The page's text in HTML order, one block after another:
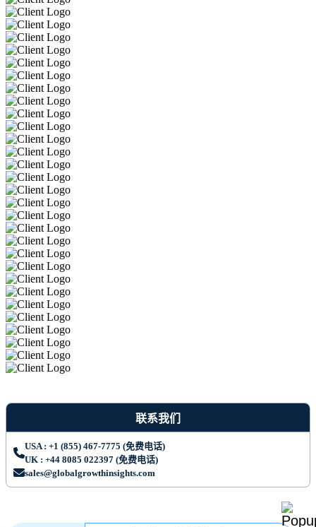
联系我们
USA : +1 (855) 467-7775 (免费电话)
UK : +44 8085 022397 (免费电话)
sales@globalgrowthinsights.com